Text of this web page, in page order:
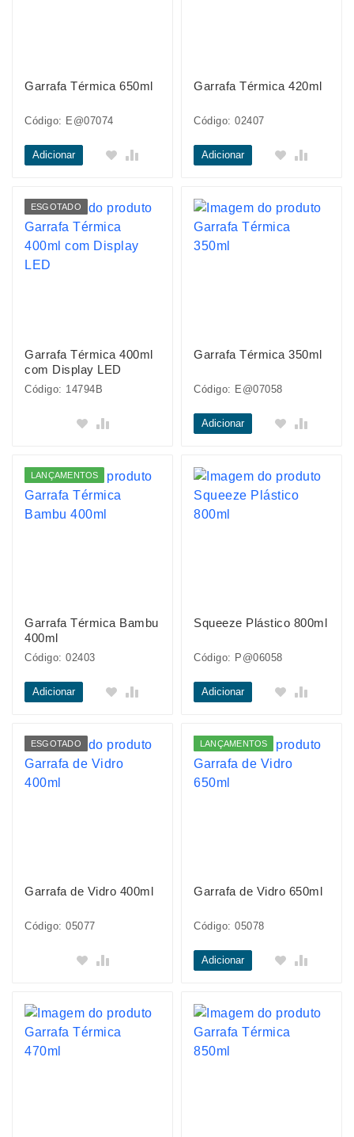
Garrafa Térmica 650ml
Código: E@07074
Adicionar
Garrafa Térmica 420ml
Código: 02407
Adicionar
ESGOTADO
Garrafa Térmica 400ml
com Display LED
Código: 14794B
Garrafa Térmica 350ml
Código: E@07058
Adicionar
LANÇAMENTOS
Garrafa Térmica Bambu
400ml
Código: 02403
Adicionar
Squeeze Plástico 800ml
Código: P@06058
Adicionar
ESGOTADO
Garrafa de Vidro 400ml
Código: 05077
LANÇAMENTOS
Garrafa de Vidro 650ml
Código: 05078
Adicionar